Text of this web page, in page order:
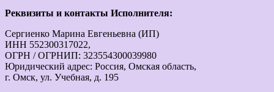
Реквизиты и контакты Исполнителя:
Сергиенко Марина Евгеньевна (ИП)
ИНН 552300317022,
ОГРН / ОГРНИП: 323554300039980
Юридический адрес: Россия, Омская область,
г. Омск, ул. Учебная, д. 195